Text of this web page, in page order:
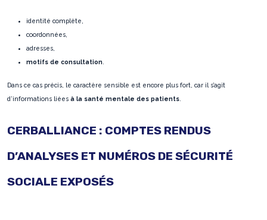
identité complète,
coordonnées,
adresses,
motifs de consultation
Dans ce cas précis, le caractère sensible est encore plus fort, car il s’agit
d’informations liées à la santé mentale des patients
CERBALLIANCE : COMPTES RENDUS
D’ANALYSES ET NUMÉROS DE SÉCURITÉ
SOCIALE EXPOSÉS